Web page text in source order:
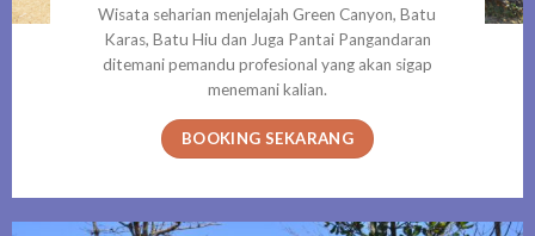
Wisata seharian menjelajah Green Canyon, Batu
Karas, Batu Hiu dan Juga Pantai Pangandaran
ditemani pemandu profesional yang akan sigap
menemani kalian.
BOOKING SEKARANG